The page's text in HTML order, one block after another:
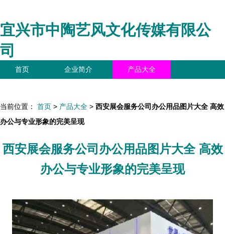
宜兴市中陶艺风文化传媒有限公
司
首页 企业简介 产品大全
当前位置： 首页 > 产品大全 > 西安展会服务公司办公用品图片大全 高效
办公与专业形象的完美呈现
西安展会服务公司办公用品图片大全 高效
办公与专业形象的完美呈现